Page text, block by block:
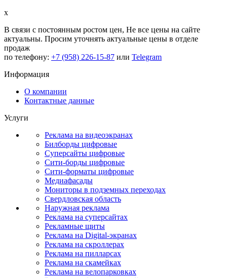
x
В связи с постоянным ростом цен, Не все цены на сайте
актуальны. Просим уточнять актуальные цены в отделе
продаж
по телефону: +7 (958) 226-15-87 или Telegram
Информация
О компании
Контактные данные
Услуги
Реклама на видеоэкранах
Билборды цифровые
Суперсайты цифровые
Сити-борды цифровые
Сити-форматы цифровые
Медиафасады
Мониторы в подземных переходах
Свердловская область
Наружная реклама
Реклама на суперсайтах
Рекламные щиты
Реклама на Digital-экранах
Реклама на скроллерах
Реклама на пилларсах
Реклама на скамейках
Реклама на велопарковках